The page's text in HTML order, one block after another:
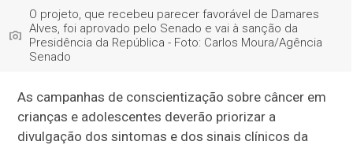
O projeto, que recebeu parecer favorável de Damares
Alves, foi aprovado pelo Senado e vai à sanção da
Presidência da República - Foto: Carlos Moura/Agência
Senado
As campanhas de conscientização sobre câncer em
crianças e adolescentes deverão priorizar a
divulgação dos sintomas e dos sinais clínicos da